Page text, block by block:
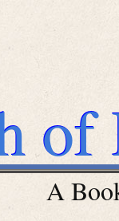
A